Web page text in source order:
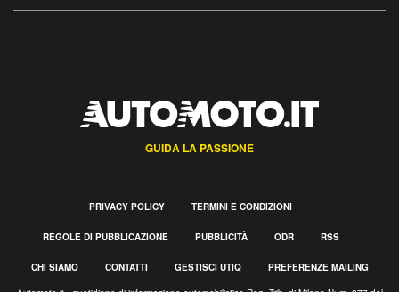
GUIDA LA PASSIONE
PRIVACY POLICY TERMINI E CONDIZIONI
REGOLE DI PUBBLICAZIONE PUBBLICITÀ ODR RSS
CHI SIAMO CONTATTI GESTISCI UTIQ PREFERENZE MAILING